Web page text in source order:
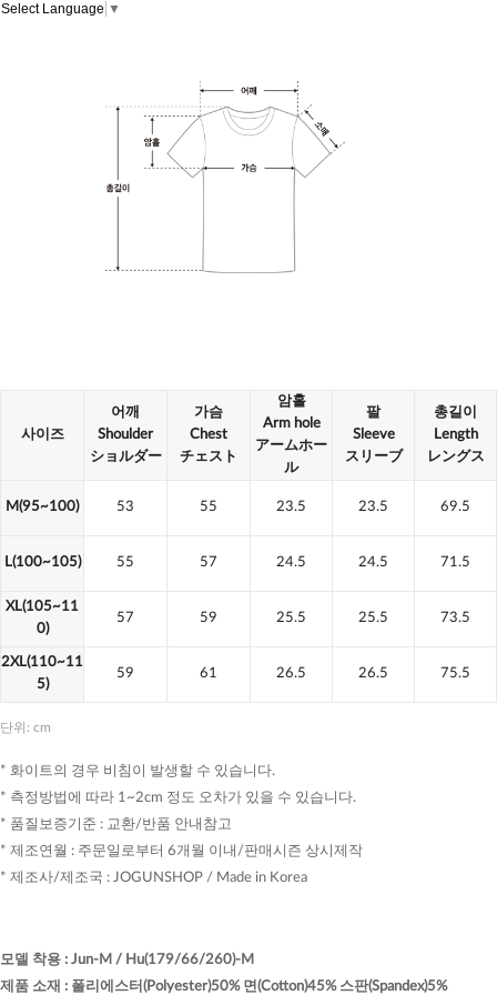
Select Language ▼
사이즈
어깨
Shoulder
ショルダー
가슴
Chest
チェスト
암홀
Arm hole
アームホー
ル
팔
Sleeve
スリーブ
총길이
Length
レングス
M(95~100) 53 55 23.5 23.5 69.5
L(100~105) 55 57 24.5 24.5 71.5
XL(105~11
0)
57 59 25.5 25.5 73.5
2XL(110~11
5)
59 61 26.5 26.5 75.5
단위: cm
* 화이트의 경우 비침이 발생할 수 있습니다.
* 측정방법에 따라 1~2cm 정도 오차가 있을 수 있습니다.
* 품질보증기준 : 교환/반품 안내참고
* 제조연월 : 주문일로부터 6개월 이내/판매시즌 상시제작
* 제조사/제조국 : JOGUNSHOP / Made in Korea
모델 착용 : Jun-M / Hu(179/66/260)-M
제품 소재 : 폴리에스터(Polyester)50% 면(Cotton)45% 스판(Spandex)5%